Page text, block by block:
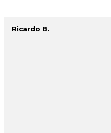
Ricardo B.